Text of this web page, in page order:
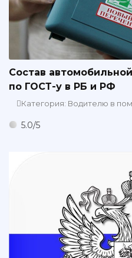
Состав
по ГОСТ-у в РБ и РФ
Категория: Водителю в
5.0/5